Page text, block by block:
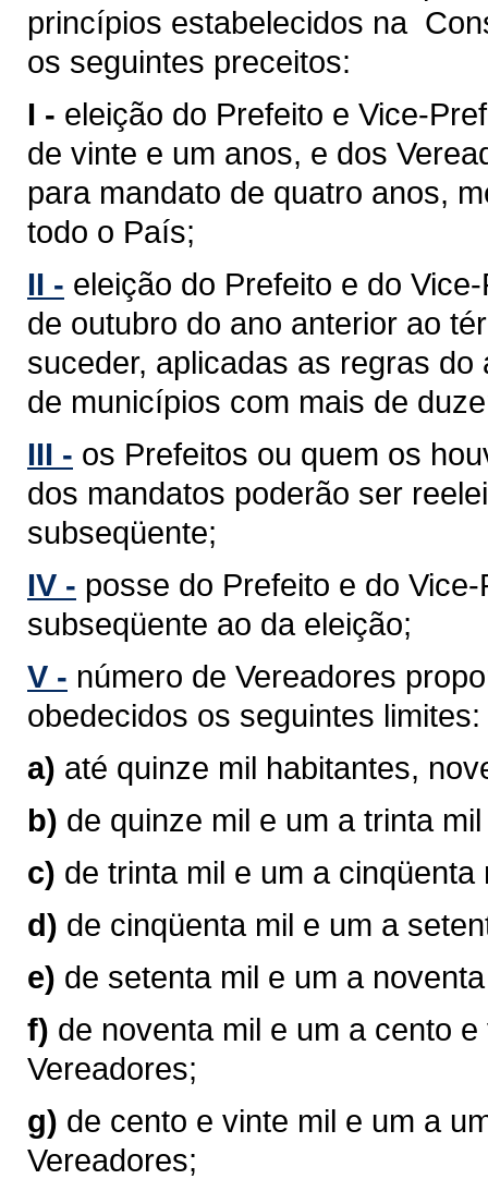
princípios estabelecidos na
os seguintes preceitos:
I - eleição do Prefeito e Vice-
de vinte e um anos, e dos
para mandato de quatro anos,
todo o País;
II - eleição do Prefeito e do
de outubro do ano anterior ao
suceder, aplicadas as regras
de municípios com mais de
III - os Prefeitos ou quem os
dos mandatos poderão ser
subseqüente;
IV - posse do Prefeito e do
subseqüente ao da eleição;
V - número de Vereadores
obedecidos os seguintes limites:
a) até quinze mil habitantes,
b) de quinze mil e um a trinta
c) de trinta mil e um a
d) de cinqüenta mil e um a
e) de setenta mil e um a
f) de noventa mil e um a cento
Vereadores;
g) de cento e vinte mil e um a
Vereadores;